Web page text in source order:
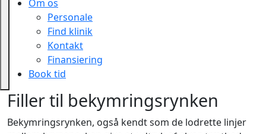
Om os
Personale
Find klinik
Kontakt
Finansiering
Book tid
Filler til bekymringsrynken
Bekymringsrynken, også kendt som de lodrette linjer